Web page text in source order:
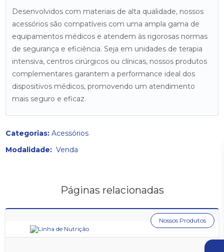
Desenvolvidos com materiais de alta qualidade, nossos
acessórios são compatíveis com uma ampla gama de
equipamentos médicos e atendem às rigorosas normas
de segurança e eficiência. Seja em unidades de terapia
intensiva, centros cirúrgicos ou clínicas, nossos produtos
complementares garantem a performance ideal dos
dispositivos médicos, promovendo um atendimento
mais seguro e eficaz.
Categorias: Acessórios
Modalidade:Venda
Páginas relacionadas
Nossos Produtos